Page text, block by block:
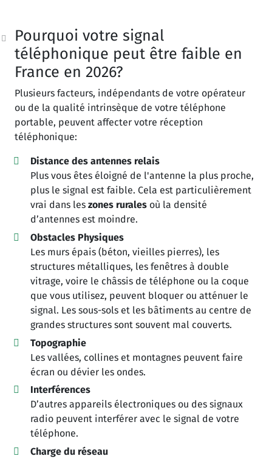
Pourquoi votre signal
téléphonique peut être faible en
France en 2026?
Plusieurs facteurs, indépendants de votre opérateur
ou de la qualité intrinsèque de votre téléphone
portable, peuvent affecter votre réception
téléphonique:
Distance des antennes relais
Plus vous êtes éloigné de l'antenne la plus proche,
plus le signal est faible. Cela est particulièrement
vrai dans les zones ruralesoù la densité
d’antennes est moindre.
Obstacles Physiques
Les murs épais (béton, vieilles pierres), les
structures métalliques, les fenêtres à double
vitrage, voire le châssis de téléphone ou la coque
que vous utilisez, peuvent bloquer ou atténuer le
signal. Les sous-sols et les bâtiments au centre de
grandes structures sont souvent mal couverts.
Topographie
Les vallées, collines et montagnes peuvent faire
écran ou dévier les ondes.
Interférences
D’autres appareils électroniques ou des signaux
radio peuvent interférer avec le signal de votre
téléphone.
Charge du réseau